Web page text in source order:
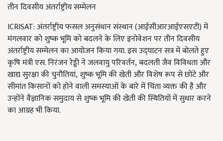
तीन दिवसीय अंतर्राष्ट्रीय सम्मेलन
ICRISAT:अंतर्राष्ट्रीय फसल अनुसंधान संस्थान (आईसीआरआईएसएटी) में
मंगलवार को शुष्क भूमि को बदलने के लिए इनोवेशन पर तीन दिवसीय
अंतर्राष्ट्रीय सम्मेलन का आयोजन किया गया. इस उद्घाटन सत्र में बोलते हुए
कृषि मंत्री एस. निरंजन रेड्डी ने जलवायु परिवर्तन,बदलती जैव विविधता और
खाद्य सुरक्षा की चुनौतियां,शुष्क भूमि की खेती और विशेष रूप से छोटे और
सीमांत किसानों को होने वाली समस्याओं के बारे में चिंता व्यक्त की है और
उन्होंने वैज्ञानिक समुदाय से शुष्क भूमि की खेती की स्थितियों में सुधार करने
का आग्रह भी किया.